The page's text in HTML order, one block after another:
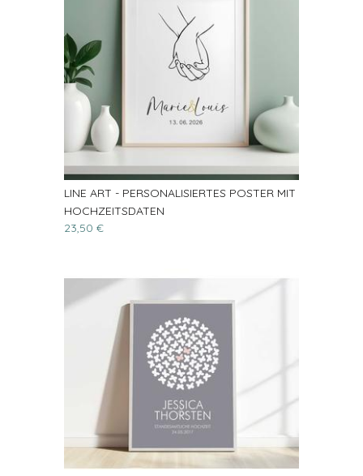
LINE ART - PERSONALISIERTES POSTER MIT
HOCHZEITSDATEN
23,50 €